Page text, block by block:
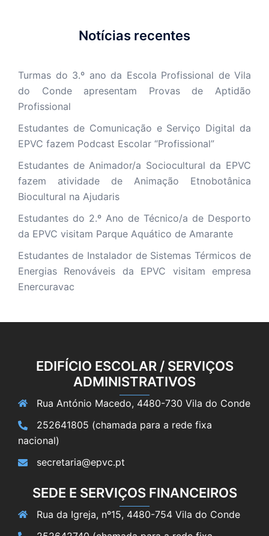
Notícias recentes
Turmas do 3.º ano da Escola Profissional de Vila
do Conde apresentam Provas de Aptidão
Profissional
Estudantes de Comunicação e Serviço Digital da
EPVC fazem Podcast Escolar “Profissional”
Estudantes de Animador/a Sociocultural da EPVC
fazem atividade de Animação Etnobotânica
Biocultural na Ajudaris
Estudantes do 2.º Ano de Técnico/a de Desporto
da EPVC visitam Parque Aquático de Amarante
Estudantes de Instalador de Sistemas Térmicos de
Energias Renováveis da EPVC visitam empresa
Enercuravac
EDIFÍCIO ESCOLAR / SERVIÇOS
ADMINISTRATIVOS
Rua António Macedo, 4480-730 Vila do Conde
252641805 (chamada para a rede fixa
nacional)
secretaria@epvc.pt
SEDE E SERVIÇOS FINANCEIROS
Rua da Igreja, nº15, 4480-754 Vila do Conde